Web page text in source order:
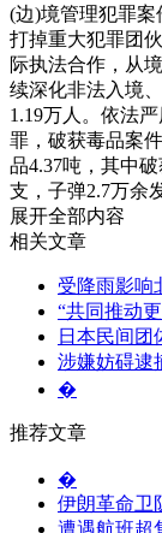
(边)境管理犯罪案
打掉重大犯罪团
际执法合作，从
续深化非法入境
1.19万人。依法
罪，破获毒品案
品4.37吨，其中
支，子弹2.7万余
展开全部内容
相关文章
受降雨影响
“共同推动
日本民间团
涉嫌妨碍逮
�
推荐文章
�
伊朗革命卫
遭遇航班超